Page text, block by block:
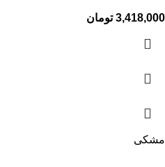
3,418,000 تومان
مشکی